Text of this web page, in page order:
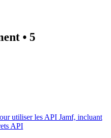
• 5
utiliser les API Jamf, incluant
API